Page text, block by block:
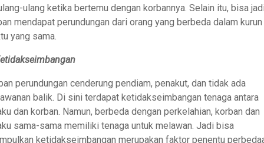
ulang ketika bertemu dengan korbannya. Selain itu, bisa
mendapat perundungan dari orang yang berbeda dalam kurun
yang sama.
perundungan cenderung pendiam, penakut, dan tidak ada
balik. Di sini terdapat ketidakseimbangan tenaga antara
dan korban. Namun, berbeda dengan perkelahian, korban dan
sama-sama memiliki tenaga untuk melawan. Jadi bisa
ketidakseimbangan merupakan faktor penentu